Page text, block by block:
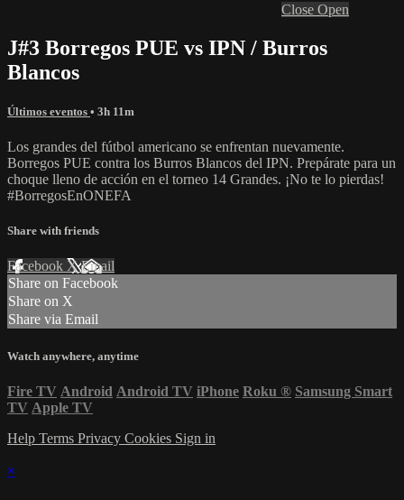
Close Open
J#3 Borregos PUE vs IPN / Burros
Blancos
Últimos eventos • 3h 11m
Los grandes del fútbol americano se enfrentan nuevamente.
Borregos PUE contra los Burros Blancos del IPN. Prepárate para un
choque lleno de acción en el torneo 14 Grandes. ¡No te lo pierdas!
#BorregosEnONEFA
Share with friends
Facebook XEmail
Share on Facebook
Share on X
Share via Email
Watch anywhere, anytime
Fire TV Android Android TV iPhone Roku ® Samsung Smart
TV Apple TV
Help Terms Privacy Cookies Sign in
×